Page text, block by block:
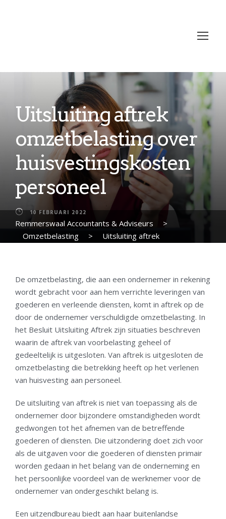
Uitsluiting aftrek
omzetbelasting over
huisvestingskosten
personeel
10 FEBRUARI 2022
Remmerswaal Accountants & Adviseurs
>
Omzetbelasting
>
Uitsluiting aftrek
De omzetbelasting, die aan een ondernemer in rekening
wordt gebracht voor aan hem verrichte leveringen van
goederen en verleende diensten, komt in aftrek op de
door de ondernemer verschuldigde omzetbelasting. In
het Besluit Uitsluiting Aftrek zijn situaties beschreven
waarin de aftrek van voorbelasting geheel of
gedeeltelijk is uitgesloten. Van aftrek is uitgesloten de
omzetbelasting die betrekking heeft op het verlenen
van huisvesting aan personeel.
De uitsluiting van aftrek is niet van toepassing als de
ondernemer door bijzondere omstandigheden wordt
gedwongen tot het afnemen van de betreffende
goederen of diensten. Die uitzondering doet zich voor
als de uitgaven voor die goederen of diensten primair
worden gedaan in het belang van de onderneming en
het persoonlijke voordeel van de werknemer voor de
ondernemer van ondergeschikt belang is.
Een uitzendbureau biedt aan haar buitenlandse